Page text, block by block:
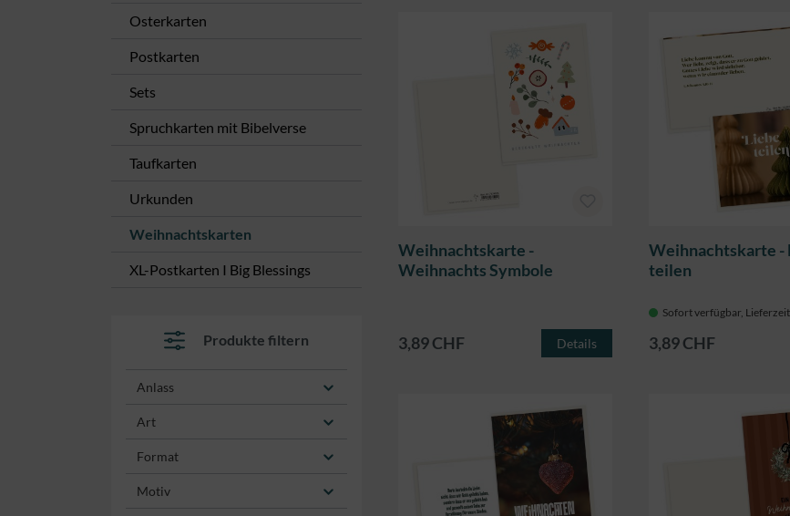
Osterkarten
Postkarten
Sets
Spruchkarten mit Bibelverse
Taufkarten
Urkunden
Weihnachtskarten
XL-Postkarten I Big Blessings
Produkte filtern
Anlass
Art
Format
Motiv
Weihnachtskarte -
Weihnachts Symbole
3,89 CHF Details
Weihnachtskarte -
teilen
Sofort verfügbar,
3,89 CHF